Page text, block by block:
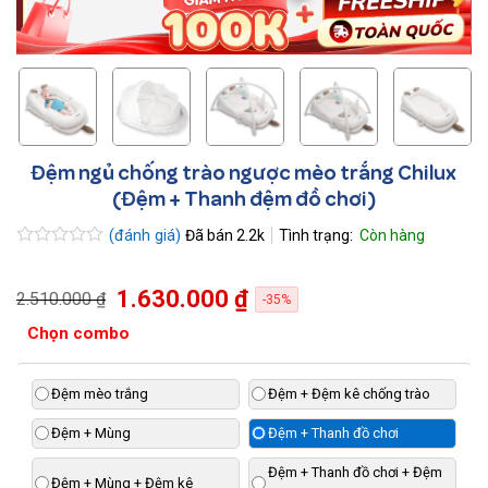
Đệm ngủ chống trào ngược mèo trắng Chilux
(Đệm + Thanh đệm đồ chơi)
0.0
sao
(đánh giá) Đã bán 2.2k
Chọn combo
Đệm mèo trắng Đệm + Đệm kê chống trào
Đệm + Mùng Đệm + Thanh đồ chơi
Đệm + Mùng + Đệm kê
Đệm + Thanh đồ chơi + Đệm
2.510.000 ₫ 1.630.000 ₫ -35%